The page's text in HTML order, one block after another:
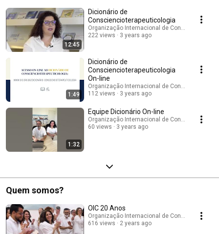
12:45
Dicionário de
Consciencioterapeuticologia
Organização Internacional de
222 views
3 years ago
1:49
Dicionário de
Consciencioterapeuticologia
On-line
Organização Internacional de
112 views
3 years ago
1:32
Equipe Dicionário On-line
Organização Internacional de
60 views
3 years ago
Quem somos?
OIC 20 Anos
Organização Internacional de
616 views
2 years ago